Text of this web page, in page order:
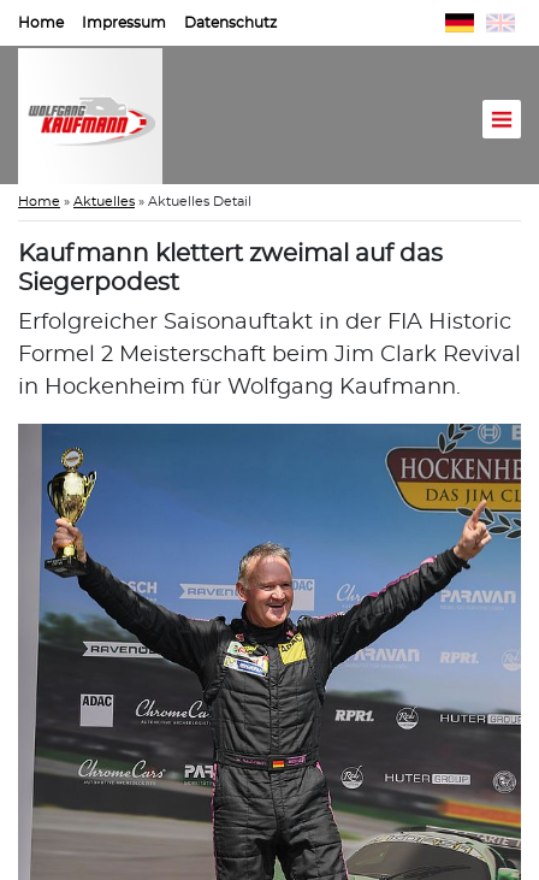
Home Impressum Datenschutz
Home » Aktuelles » Aktuelles Detail
Kaufmann klettert zweimal auf das
Siegerpodest
Erfolgreicher Saisonauftakt in der FIA Historic
Formel 2 Meisterschaft beim Jim Clark Revival
in Hockenheim für Wolfgang Kaufmann.